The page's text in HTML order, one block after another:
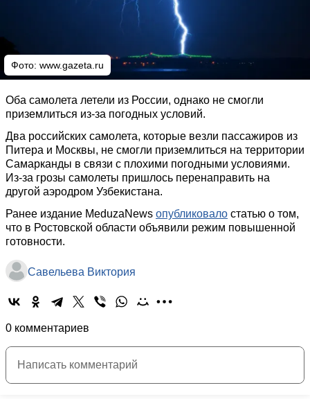
Фото: www.gazeta.ru
Оба самолета летели из России, однако не смогли
приземлиться из-за погодных условий.
Два российских самолета, которые везли пассажиров из
Питера и Москвы, не смогли приземлиться на территории
Самарканды в связи с плохими погодными условиями.
Из-за грозы самолеты пришлось перенаправить на
другой аэродром Узбекистана.
Ранее издание MeduzaNews опубликовало статью о том,
что в Ростовской области объявили режим повышенной
готовности.
Савельева Виктория
0 комментариев